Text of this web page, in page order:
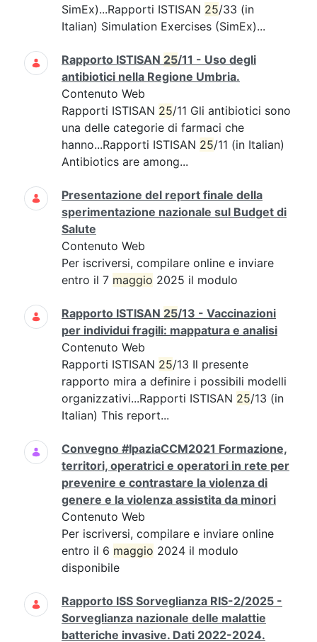
SimEx)...Rapporti ISTISAN 25/33 (in
Italian) Simulation Exercises (SimEx)...
Rapporto ISTISAN 25/11 - Uso degli
antibiotici nella Regione Umbria.
Contenuto Web
Rapporti ISTISAN 25/11 Gli antibiotici sono
una delle categorie di farmaci che
hanno...Rapporti ISTISAN 25/11 (in Italian)
Antibiotics are among...
Presentazione del report finale della
sperimentazione nazionale sul Budget di
Salute
Contenuto Web
Per iscriversi, compilare online e inviare
entro il 7 maggio 2025 il modulo
Rapporto ISTISAN 25/13 - Vaccinazioni
per individui fragili: mappatura e analisi
Contenuto Web
Rapporti ISTISAN 25/13 Il presente
rapporto mira a definire i possibili modelli
organizzativi...Rapporti ISTISAN 25/13 (in
Italian) This report...
Convegno #IpaziaCCM2021 Formazione,
territori, operatrici e operatori in rete per
prevenire e contrastare la violenza di
genere e la violenza assistita da minori
Contenuto Web
Per iscriversi, compilare e inviare online
entro il 6 maggio 2024 il modulo
disponibile
Rapporto ISS Sorveglianza RIS-2/2025 -
Sorveglianza nazionale delle malattie
batteriche invasive. Dati 2022-2024.